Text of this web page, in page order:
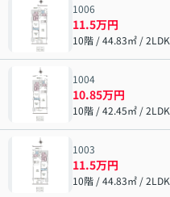
1006
11.5万円
10階 / 44.83㎡ / 2LDK
1004
10.85万円
10階 / 42.45㎡ / 2LDK
1003
11.5万円
10階 / 44.83㎡ / 2LDK